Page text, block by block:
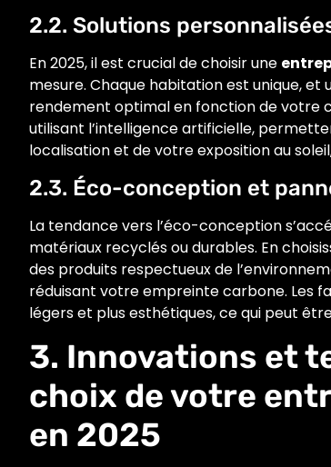
2.2. Solutions
En 2025, il est crucial de choisir une
mesure. Chaque habitation est unique,
rendement optimal en fonction de votre
utilisant l’intelligence artificielle,
localisation et de votre exposition au
2.3. Éco-conception et
La tendance vers l’éco-conception
matériaux recyclés ou durables. En
des produits respectueux de
réduisant votre empreinte carbone. Les
légers et plus esthétiques, ce qui peut
3. Innovations et
choix de votre
en 2025